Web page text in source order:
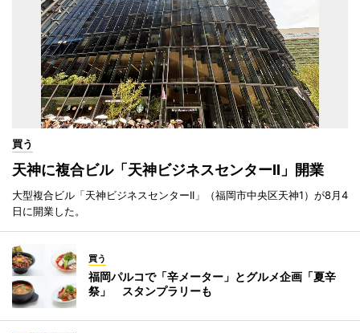
買う
天神に複合ビル「天神ビジネスセンターII」開業
大型複合ビル「天神ビジネスセンターII」（福岡市中央区天神1）が8月4
日に開業した。
買う
福岡パルコで「辛メーター」とグルメ企画「夏辛
祭」 スタンプラリーも